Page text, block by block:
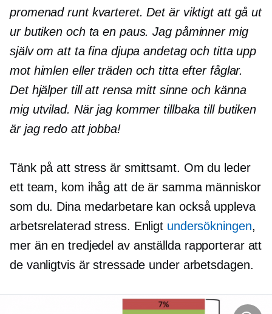
promenad runt kvarteret. Det är viktigt att gå ut
ur butiken och ta en paus. Jag påminner mig
själv om att ta fina djupa andetag och titta upp
mot himlen eller träden och titta efter fåglar.
Det hjälper till att rensa mitt sinne och känna
mig utvilad. När jag kommer tillbaka till butiken
är jag redo att jobba!
Tänk på att stress är smittsamt. Om du leder
ett team, kom ihåg att de är samma människor
som du. Dina medarbetare kan också uppleva
arbetsrelaterad stress. Enligt undersökningen,
mer änen tredjedel av anställda rapporterar att
de vanligtvis är stressade under arbetsdagen.